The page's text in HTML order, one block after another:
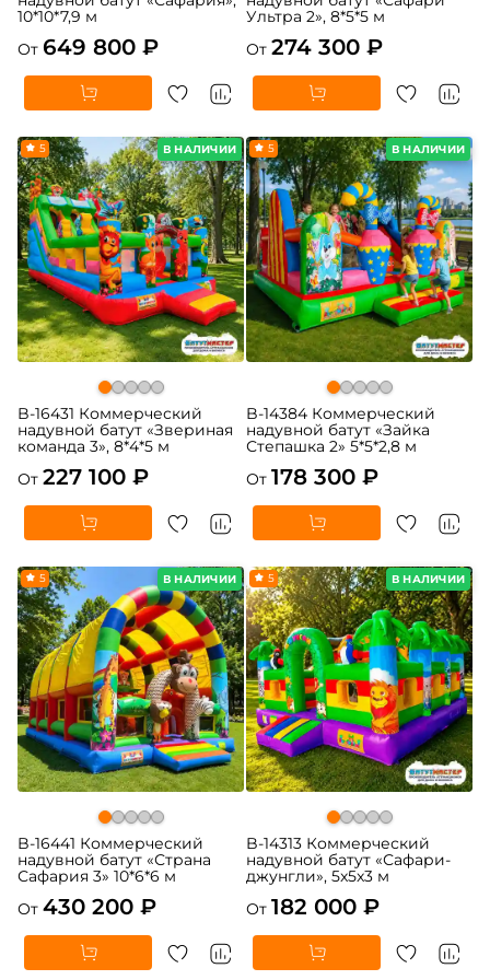
10*10*7,9 м
От 649 800 ₽
Ультра 2», 8*5*5 м
От 274 300 ₽
В НАЛИЧИИ
5
B-16431 Коммерческий
надувной батут «Звериная
команда 3», 8*4*5 м
От 227 100 ₽
В НАЛИЧИИ
5
B-14384 Коммерческий
надувной батут «Зайка
Степашка 2» 5*5*2,8 м
От 178 300 ₽
В НАЛИЧИИ
5
B-16441 Коммерческий
надувной батут «Страна
Сафария 3» 10*6*6 м
От 430 200 ₽
В НАЛИЧИИ
5
B-14313 Коммерческий
надувной батут «Сафари-
джунгли», 5x5x3 м
От 182 000 ₽